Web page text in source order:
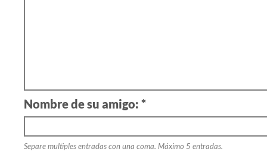
Nombre de su amigo: *
Separe multiples entradas con una coma. Máximo 5 entradas.